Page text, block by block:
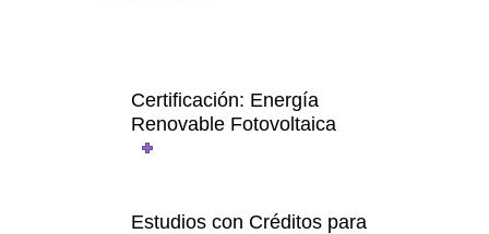
Certificación: Energía
Renovable Fotovoltaica
Estudios con Créditos para